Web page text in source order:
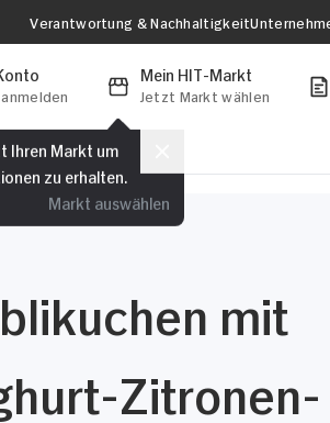
Verantwortung & Nachhaltigkeit
Mein HIT-Markt
Jetzt Markt wählen
Ihren Markt um
zu erhalten.
Markt auswählen
mit
Zitronen-